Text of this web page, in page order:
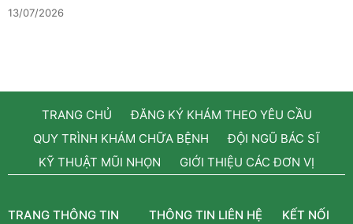
13/07/2026
TRANG CHỦ
ĐĂNG KÝ KHÁM THEO YÊU CẦU
QUY TRÌNH KHÁM CHỮA BỆNH
ĐỘI NGŨ BÁC SĨ
KỸ THUẬT MŨI NHỌN
GIỚI THIỆU CÁC ĐƠN VỊ
TRANG THÔNG TIN
THÔNG TIN LIÊN HỆ
KẾT NỐI